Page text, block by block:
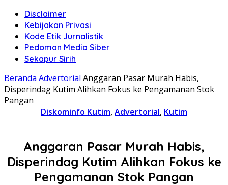
Disclaimer
Kebijakan Privasi
Kode Etik Jurnalistik
Pedoman Media Siber
Sekapur Sirih
Beranda Advertorial Anggaran Pasar Murah Habis,
Disperindag Kutim Alihkan Fokus ke Pengamanan Stok
Pangan
Diskominfo Kutim,Advertorial, Kutim
Anggaran Pasar Murah Habis,
Disperindag Kutim Alihkan Fokus ke
Pengamanan Stok Pangan